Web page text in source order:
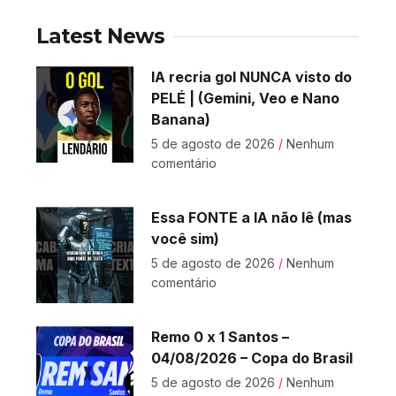
Latest News
IA recria gol NUNCA visto do
PELÉ | (Gemini, Veo e Nano
Banana)
5 de agosto de 2026 Nenhum
comentário
Essa FONTE a IA não lê (mas
você sim)
5 de agosto de 2026 Nenhum
comentário
Remo 0 x 1 Santos –
04/08/2026 – Copa do Brasil
5 de agosto de 2026 Nenhum